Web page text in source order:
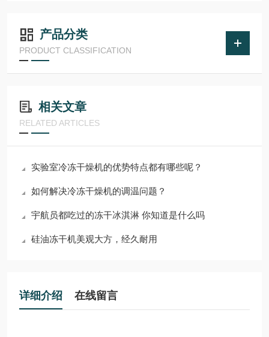
产品分类
PRODUCT CLASSIFICATION
相关文章
RELATED ARTICLES
实验室冷冻干燥机的优势特点都有哪些呢？
如何解决冷冻干燥机的调温问题？
宇航员都吃过的冻干冰淇淋 你知道是什么吗
硅油冻干机美观大方，经久耐用
详细介绍 在线留言